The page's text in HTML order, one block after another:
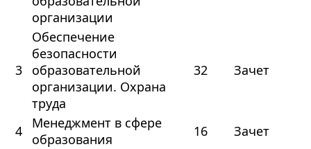
организации
3
Обеспечение
безопасности
образовательной
организации. Охрана
труда
32 Зачет
4
Менеджмент в сфере
образования
16 Зачет